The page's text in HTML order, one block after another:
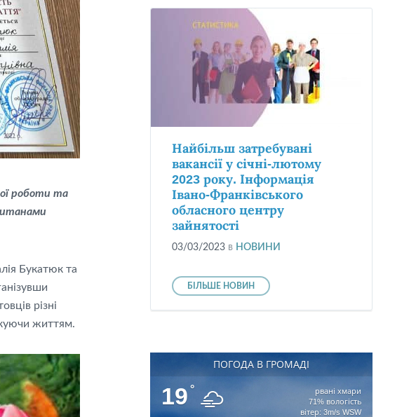
роботи та
Букатюк та
різні
життям.
Найбільш затребувані
вакансії у січні-лютому
2023 року. Інформація
Івано-Франківського
обласного центру
зайнятості
03/03/2023 в НОВИНИ
БІЛЬШЕ НОВИН
ПОГОДА В ГРОМАДІ
19 °
рвані хмари
71% вологість
вітер: 3m/s WSW